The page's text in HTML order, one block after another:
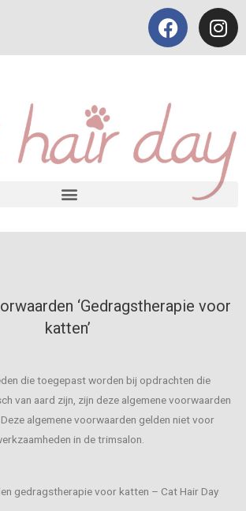
‘Gedragstherapie voor
katten’
die toegepast worden bij opdrachten die
van aard zijn, zijn deze algemene voorwaarden
algemene voorwaarden gelden niet voor
in de trimsalon.
gedragstherapie voor katten – Cat Hair Day